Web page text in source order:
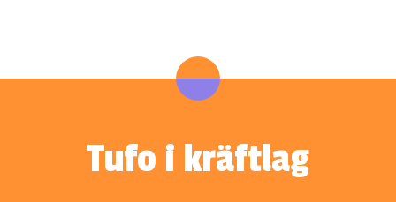
Tufo i kräftlag